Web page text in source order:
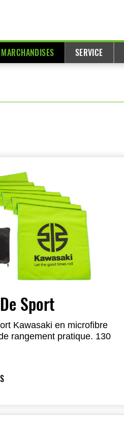
SERVICE
Sport
Kawasaki en microfibre
rangement pratique. 130